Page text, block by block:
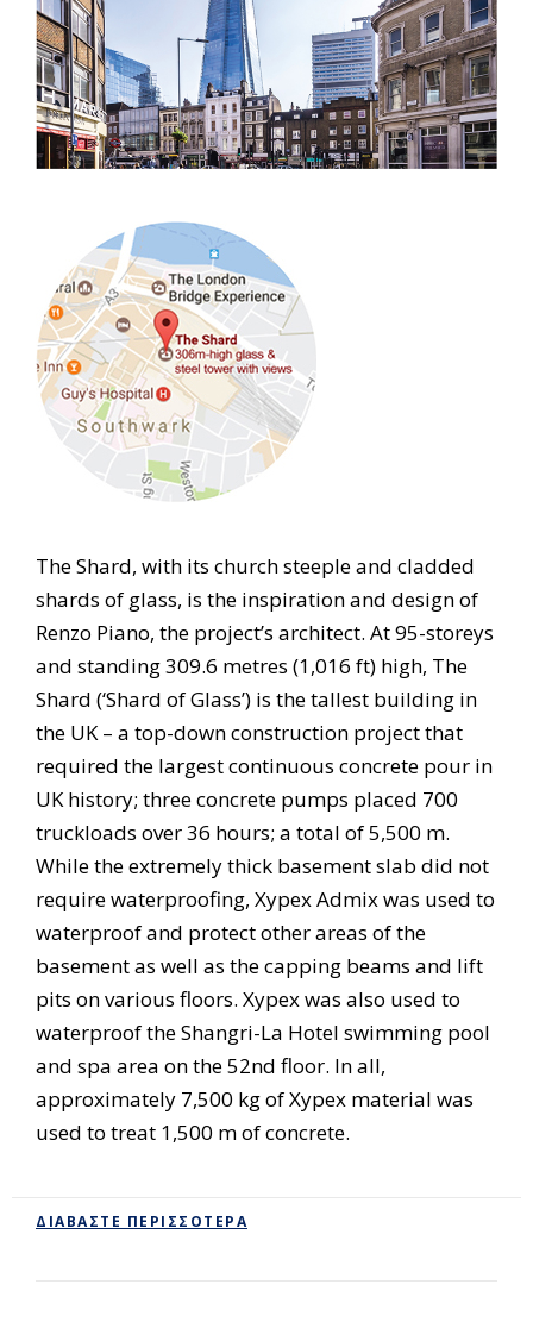
The Shard, with its church steeple and cladded
shards of glass, is the inspiration and design of
Renzo Piano, the project’s architect. At 95-storeys
and standing 309.6 metres (1,016 ft) high, The
Shard (‘Shard of Glass’) is the tallest building in
the UK – a top-down construction project that
required the largest continuous concrete pour in
UK history; three concrete pumps placed 700
truckloads over 36 hours; a total of 5,500 m.
While the extremely thick basement slab did not
require waterproofing, Xypex Admix was used to
waterproof and protect other areas of the
basement as well as the capping beams and lift
pits on various floors. Xypex was also used to
waterproof the Shangri-La Hotel swimming pool
and spa area on the 52nd floor. In all,
approximately 7,500 kg of Xypex material was
used to treat 1,500 m of concrete.
ΔΙΑΒΆΣΤΕ ΠΕΡΙΣΣΌΤΕΡΑ